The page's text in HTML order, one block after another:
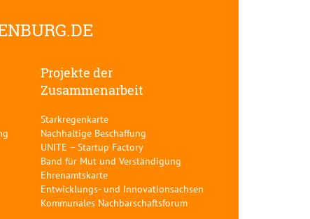
Projekte der
Zusammenarbeit
Starkregenkarte
Nachhaltige Beschaffung
UNITE – Startup Factory
Band für Mut und Verständigung
Ehrenamtskarte
Entwicklungs- und Innovationsachsen
Kommunales Nachbarschaftsforum